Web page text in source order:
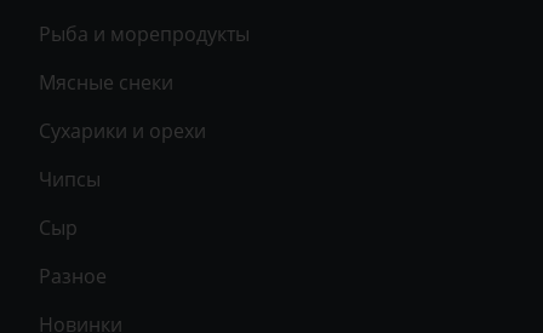
Рыба и морепродукты
Мясные снеки
Сухарики и орехи
Чипсы
Сыр
Разное
Новинки